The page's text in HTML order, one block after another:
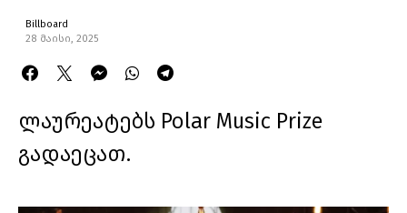
Billboard
28 მაისი, 2025
ლაურეატებს Polar Music Prize
გადაეცათ.